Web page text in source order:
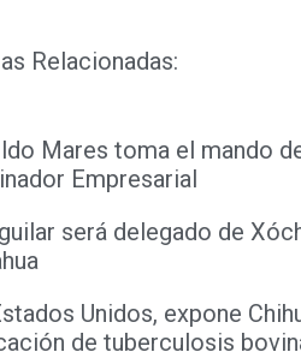
Relacionadas:
Mares toma el mando
Empresarial
será delegado de
Unidos, expone
de tuberculosis